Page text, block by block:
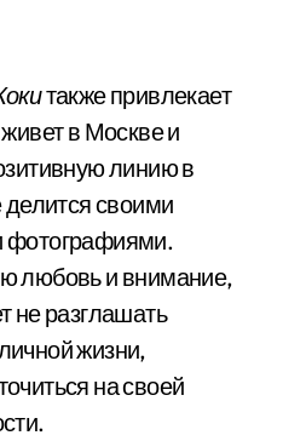
также привлекает
в Москве и
линию в
делится своими
любовь и внимание,
не разглашать
жизни,
на своей